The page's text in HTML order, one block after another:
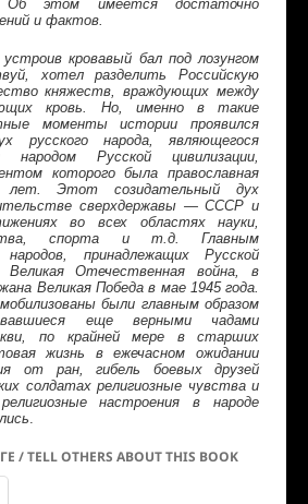
этом имеется достаточно
и фактов.
кровавый бал под лозунгом
хотел разделить Российскую
княжеств, враждующих между
кровь. Но, именно в такие
моменты истории проявился
русского народа, являющегося
народом Русской цивилизации,
которого была православная
лет. Этот созидательный дух
сверхдержавы — СССР и
во всех областях науки,
спорта и т.д. Главным
принадлежащих Русской
Великая Отечественная война, в
Великая Победа в мае 1945 года.
были главным образом
еще верными чадами
по крайней мере в старших
жизнь в ежечасном ожидании
от ран, гибель боевых друзей
солдатах религиозные чувства и
настроения в народе
TELL OTHERS ABOUT THIS BOOK